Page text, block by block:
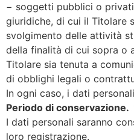
− soggetti pubblici o
giuridiche, di cui il Titolare
svolgimento delle attività
della finalità di cui sopra o
Titolare sia tenuta a
di obblighi legali o
In ogni caso, i dati
Periodo di conservazione.
I dati personali saranno
loro registrazione.